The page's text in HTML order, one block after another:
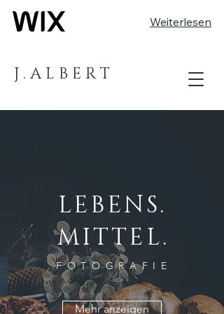
Weiterlesen